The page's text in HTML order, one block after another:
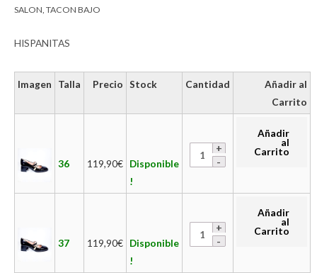
SALON TACON BAJO
HISPANITAS
Imagen Talla Precio Stock Cantidad
Añadir al
Carrito
36 119,90€ Disponible
!
Añadir
al
Carrito
37 119,90€ Disponible
!
Añadir
al
Carrito